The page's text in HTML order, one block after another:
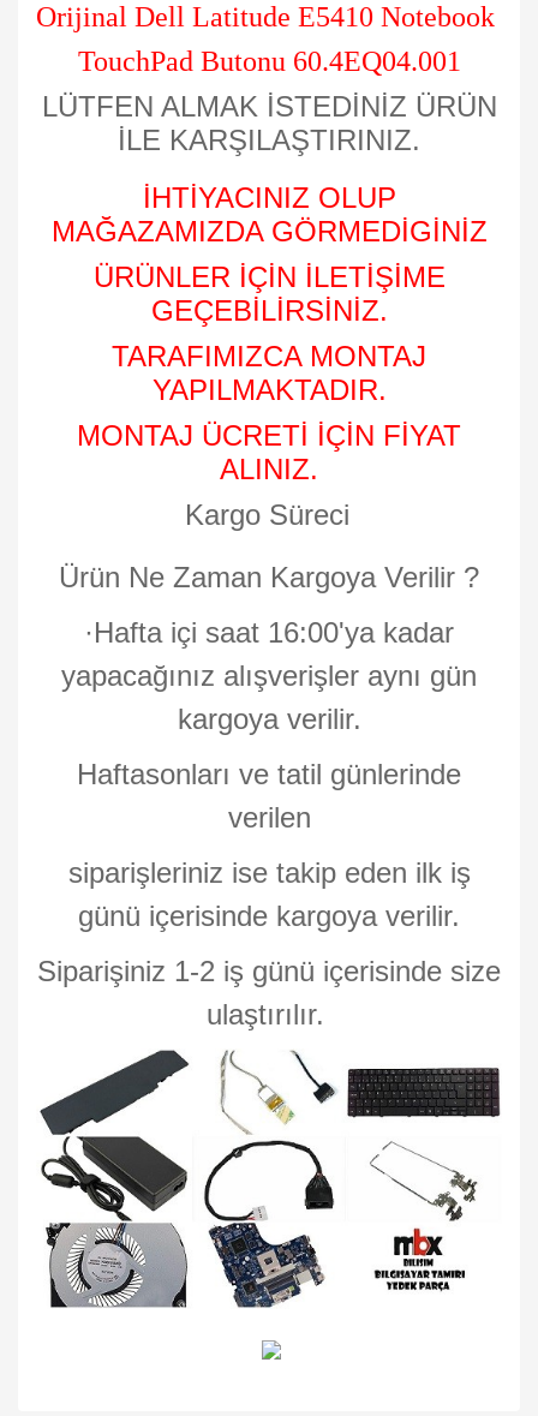
Orijinal Dell Latitude E5410 Notebook
TouchPad Butonu 60.4EQ04.001
LÜTFEN ALMAK İSTEDİNİZ ÜRÜN
İLE KARŞILAŞTIRINIZ.
İHTİYACINIZ OLUP
MAĞAZAMIZDA GÖRMEDİGİNİZ
ÜRÜNLER İÇİN İLETİŞİME
GEÇEBİLİRSİNİZ.
TARAFIMIZCA MONTAJ
YAPILMAKTADIR.
MONTAJ ÜCRETİ İÇİN FİYAT
ALINIZ.
Kargo Süreci
Ürün Ne Zaman Kargoya Verilir ?
·Hafta içi saat 16:00'ya kadar
yapacağınız alışverişler aynı gün
kargoya verilir.
Haftasonları ve tatil günlerinde
verilen
siparişleriniz ise takip eden ilk iş
günü içerisinde kargoya verilir.
Siparişiniz 1-2 iş günü içerisinde size
ulaştırılır.